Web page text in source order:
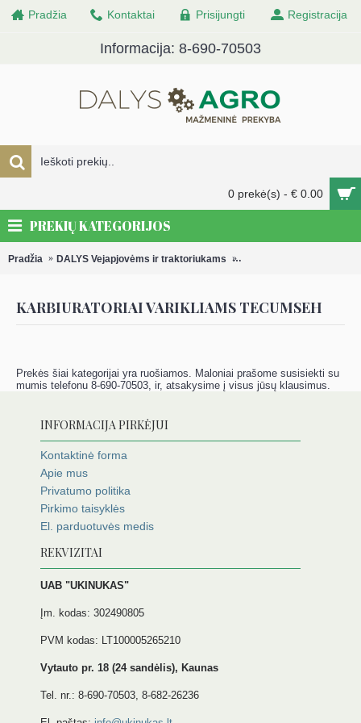
Pradžia Kontaktai Prisijungti Registracija
Informacija: 8-690-70503
0 prekė(s) - € 0.00
PREKIŲ KATEGORIJOS
Pradžia DALYS Vejapjovėms ir traktoriukams Karbiuratoriai ir
KARBIURATORIAI VARIKLIAMS TECUMSEH
Prekės šiai kategorijai yra ruošiamos. Maloniai prašome susisiekti su
mumis telefonu 8-690-70503, ir, atsakysime į visus jūsų klausimus.
INFORMACIJA PIRKĖJUI
Kontaktinė forma
Apie mus
Privatumo politika
Pirkimo taisyklės
El. parduotuvės medis
REKVIZITAI
UAB "UKINUKAS"
Įm. kodas: 302490805
PVM kodas: LT100005265210
Vytauto pr. 18 (24 sandėlis), Kaunas
Tel. nr.: 8-690-70503, 8-682-26236